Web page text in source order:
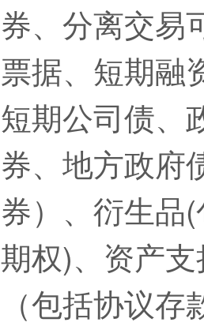
券、分离交易
票据、短期融
短期公司债、
券、地方政府
券）、衍生品
期权)、资产
（包括协议